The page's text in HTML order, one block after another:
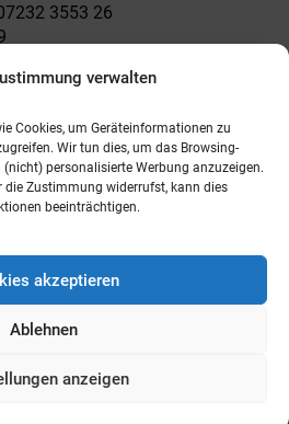
verwalten
Cookies, um Geräteinformationen zu
Wir tun dies, um das Browsing-
(nicht) personalisierte Werbung anzuzeigen.
Zustimmung widerrufst, kann dies
beeinträchtigen.
akzeptieren
Ablehnen
anzeigen
3553 26
Allgemeines
Öffnungszeiten
Unser Team